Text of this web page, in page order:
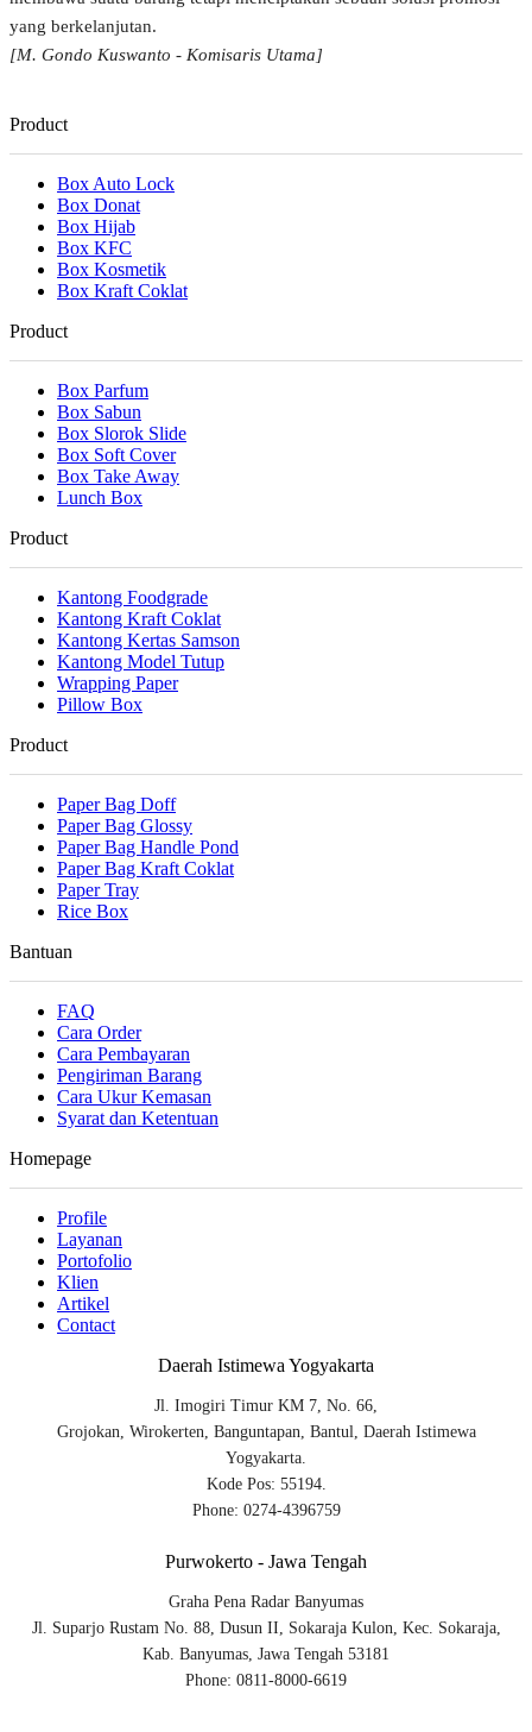
yang berkelanjutan.
[M. Gondo Kuswanto - Komisaris Utama]
Product
Box Auto Lock
Box Donat
Box Hijab
Box KFC
Box Kosmetik
Box Kraft Coklat
Product
Box Parfum
Box Sabun
Box Slorok Slide
Box Soft Cover
Box Take Away
Lunch Box
Product
Kantong Foodgrade
Kantong Kraft Coklat
Kantong Kertas Samson
Kantong Model Tutup
Wrapping Paper
Pillow Box
Product
Paper Bag Doff
Paper Bag Glossy
Paper Bag Handle Pond
Paper Bag Kraft Coklat
Paper Tray
Rice Box
Bantuan
FAQ
Cara Order
Cara Pembayaran
Pengiriman Barang
Cara Ukur Kemasan
Syarat dan Ketentuan
Homepage
Profile
Layanan
Portofolio
Klien
Artikel
Contact
Daerah Istimewa Yogyakarta
Jl. Imogiri Timur KM 7, No. 66,
Grojokan, Wirokerten, Banguntapan, Bantul, Daerah Istimewa
Yogyakarta.
Kode Pos: 55194.
Phone: 0274-4396759
Purwokerto - Jawa Tengah
Graha Pena Radar Banyumas
Jl. Suparjo Rustam No. 88, Dusun II, Sokaraja Kulon, Kec. Sokaraja,
Kab. Banyumas, Jawa Tengah 53181
Phone: 0811-8000-6619